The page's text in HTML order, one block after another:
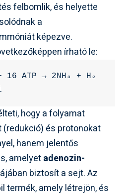
felbomlik, és helyette
a
képezve.
írható le:
ATP → 2NH₃ + H₂
hogy a folyamat
és protonokat
hanem jelentős
amelyetadenozin-
biztosít a sejt. Az
termék, amely létrejön, és